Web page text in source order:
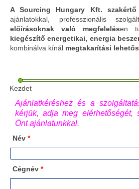
A Sourcing Hungary Kft. szakértő
ajánlatokkal, professzionális
előírásoknak való megfelelésen
kiegészítő energetikai, energia
kombinálva kínál megtakarítási
Kezdet
Ajánlatkéréshez és a
kérjük, adja meg elérhetőségét,
Önt ajánlatunkkal.
Név *
Cégnév *